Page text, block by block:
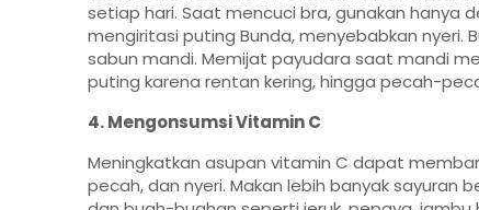
setiap hari. Saat mencuci bra, gunakan hanya
mengiritasi puting Bunda, menyebabkan
sabun mandi. Memijat payudara saat mandi
puting karena rentan kering, hingga pecah-
4. Mengonsumsi Vitamin C
Meningkatkan asupan vitamin C dapat
pecah, dan nyeri. Makan lebih banyak sayuran